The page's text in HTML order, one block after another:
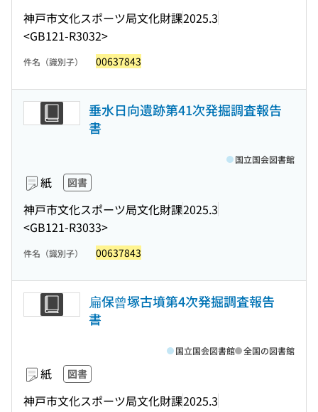
神戸市文化スポーツ局文化財課2025.3
<GB121-R3032>
件名（識別子） 00637843
垂水日向遺跡第41次発掘調査報告
書
紙 図書
神戸市文化スポーツ局文化財課2025.3
<GB121-R3033>
国立国会図書館
件名（識別子） 00637843
扁保曾塚古墳第4次発掘調査報告
書
紙 図書
神戸市文化スポーツ局文化財課2025.3
国立国会図書館 全国の図書館